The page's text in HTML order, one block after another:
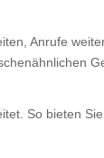
Anrufe
So bieten